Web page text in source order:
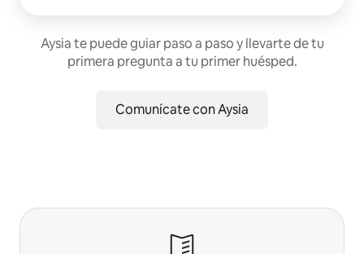
Aysia te puede guiar paso a paso y llevarte de tu
primera pregunta a tu primer huésped.
Comunícate con Aysia